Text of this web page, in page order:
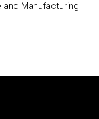
Manufacturing